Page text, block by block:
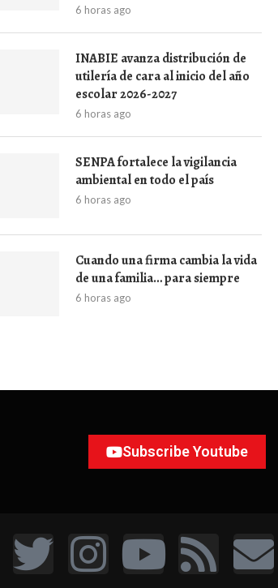
6 horas ago
INABIE avanza distribución de
utilería de cara al inicio del año
escolar 2026-2027
6 horas ago
SENPA fortalece la vigilancia
ambiental en todo el país
6 horas ago
Cuando una firma cambia la vida
de una familia… para siempre
6 horas ago
Subscribe Youtube